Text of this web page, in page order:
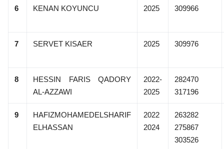
6 KENAN KOYUNCU 2025 309966
7 SERVET KISAER 2025 309976
8
HESSIN FARIS QADORY
AL-AZZAWI
2022-
2025
282470
317196
9
HAFIZMOHAMEDELSHARIF
ELHASSAN
2022
2024
263282
275867
303526